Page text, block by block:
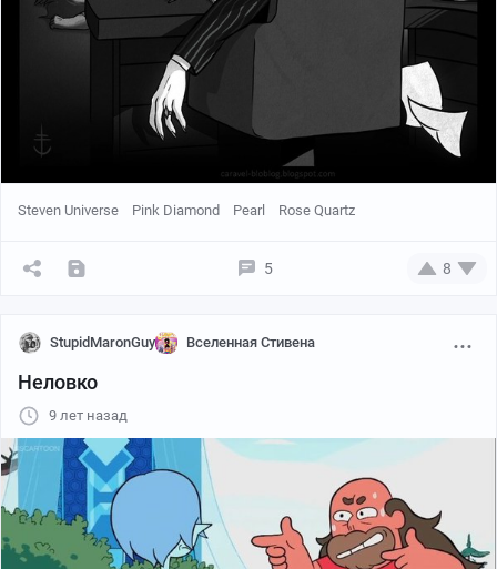
Steven Universe Pink Diamond Pearl Rose Quartz
5 8
StupidMaronGuy Вселенная Стивена
Неловко
9 лет назад